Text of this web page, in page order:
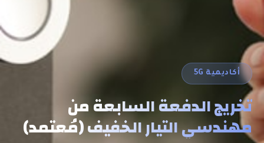
أكاديمية 5G
تخريج الدفعة السابعة من
مهندسي التيار الخفيف (مُعتمد)